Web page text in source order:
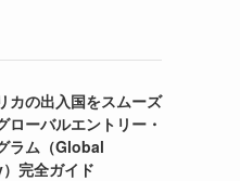
カの出入国をスムーズ
ローバルエントリー・
ラム（Global
完全ガイド